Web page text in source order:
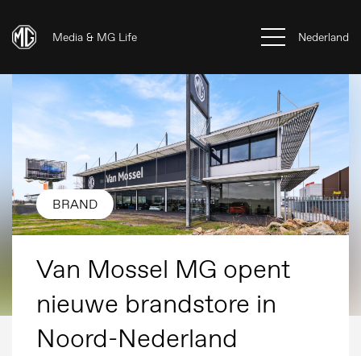
Media & MG Life Nederland
BRAND
Van Mossel MG opent
nieuwe brandstore in
Noord-Nederland